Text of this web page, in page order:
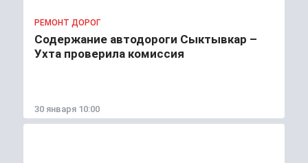
РЕМОНТ ДОРОГ
Содержание автодороги Сыктывкар –
Ухта проверила комиссия
30 января 10:00